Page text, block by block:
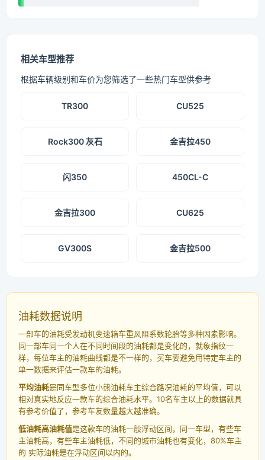
相关车型推荐
根据车辆级别和车价为您筛选了一些热门车型供参考
TR300 CU525
Rock300 灰石 金吉拉450
闪350 450CL-C
金吉拉300 CU625
GV300S 金吉拉500
油耗数据说明
一部车的油耗受发动机变速箱车重风阻系数轮胎等多种因素影响。
同一部车同一个人在不同时间段的油耗都是变化的，就象指纹一
样，每位车主的油耗曲线都是不一样的，买车要避免用特定车主的
单一数据来评估一款车的油耗。
平均油耗是同车型多位小熊油耗车主综合路况油耗的平均值，可以
相对真实地反应一款车的综合油耗水平。10名车主以上的数据就具
有参考价值了，参考车友数量越大越准确。
低油耗高油耗值是这款车的油耗一般浮动区间，同一车型，有些车
主油耗高，有些车主油耗低，不同的城市油耗也有变化，80%车主
的 实际油耗是在浮动区间以内的。